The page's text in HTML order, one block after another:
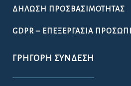
ΔΉΛΩΣΗ ΠΡΟΣΒΑΣΙΜΌΤΗΤΑΣ
GDPR – ΕΠΕΞΕΡΓΑΣΙΑ
ΓΡΉΓΟΡΗ ΣΎΝΔΕΣΗ